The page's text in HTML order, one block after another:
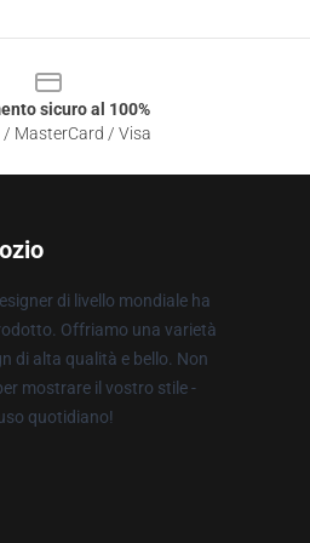
sicuro al 100%
/ MasterCard / Visa
di livello mondiale ha
Offriamo una varietà
di alta qualità e bello. Non
mostrare il vostro stile -
quotidiano!